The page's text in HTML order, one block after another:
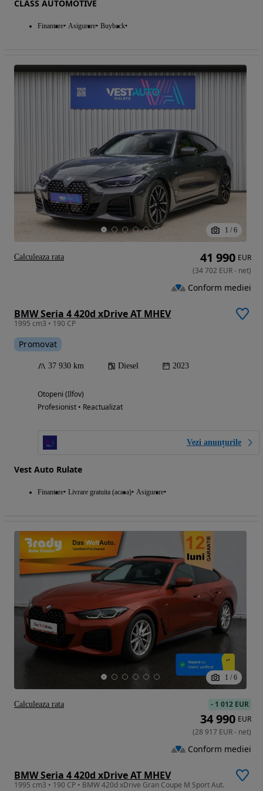
CLASS AUTOMOTIVE
Finantare Asigurare Buyback
1 / 6
BMW Seria 4 420d xDrive AT MHEV
1995 cm3 • 190 CP
Promovat
37 930 km Diesel 2023
Otopeni (Ilfov)
Profesionist • Reactualizat
Vezi anunțurile
Vest Auto Rulate
Finantare Livrare gratuita (acasa) Asigurare
41 990 EUR
(34 702 EUR- net)
Conform mediei
Calculeaza rata
1 / 6
BMW Seria 4 420d xDrive AT MHEV
1995 cm3 • 190 CP • BMW 420d xDrive Gran Coupe M Sport Aut.
- 1 012 EUR
34 990 EUR
(28 917 EUR- net)
Conform mediei
Calculeaza rata